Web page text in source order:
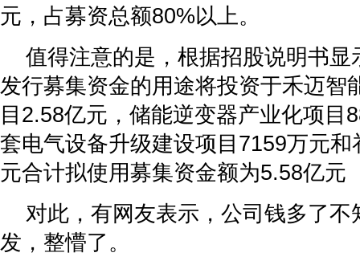
元，占募资总额80%以上。
值得注意的是，根据招股说明书显
发行募集资金的用途将投资于禾迈智
目2.58亿元，储能逆变器产业化项目
套电气设备升级建设项目7159万元
元合计拟使用募集资金额为5.58亿元
对此，有网友表示，公司钱多了不
发，整懵了。